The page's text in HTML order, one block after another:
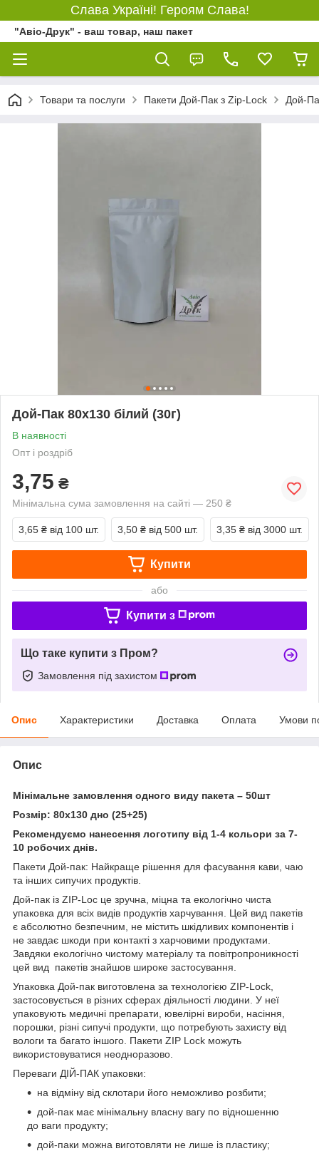
Слава Україні! Героям Слава!
"Авіо-Друк" - ваш товар, наш пакет
Товари та послуги Пакети Дой-Пак з Zip-Lock Дой-
Дой-Пак 80х130 білий (30г)
В наявності
Опт і роздріб
3,75 ₴
Мінімальна сума замовлення на сайті — 250 ₴
3,65 ₴ від 100 шт. 3,50 ₴ від 500 шт. 3,35 ₴ від 3000 шт.
Купити
або
Купити з
Що таке купити з Пром?
Замовлення під захистом
Опис Характеристики Доставка Оплата Умови
Опис
Мінімальне замовлення одного виду пакета – 50шт
Розмір: 80х130 дно (25+25)
Рекомендуємо нанесення логотипу від 1-4 кольори за 7-
10 робочих днів.
Пакети Дой-пак: Найкраще рішення для фасування кави, чаю
та інших сипучих продуктів.
Дой-пак із ZIP-Loc це зручна, міцна та екологічно чиста
упаковка для всіх видів продуктів харчування. Цей вид пакетів
є абсолютно безпечним, не містить шкідливих компонентів і
не завдає шкоди при контакті з харчовими продуктами.
Завдяки екологічно чистому матеріалу та повітропроникності
цей вид пакетів знайшов широке застосування.
Упаковка Дой-пак виготовлена ​​за технологією ZIP-Lock,
застосовується в різних сферах діяльності людини. У неї
упаковують медичні препарати, ювелірні вироби, насіння,
порошки, різні сипучі продукти, що потребують захисту від
вологи та багато іншого. Пакети ZIP Lock можуть
використовуватися неодноразово.
Переваги ДІЙ-ПАК упаковки:
на відміну від склотари його неможливо розбити;
дой-пак має мінімальну власну вагу по відношенню
до ваги продукту;
дой-паки можна виготовляти не лише із пластику;